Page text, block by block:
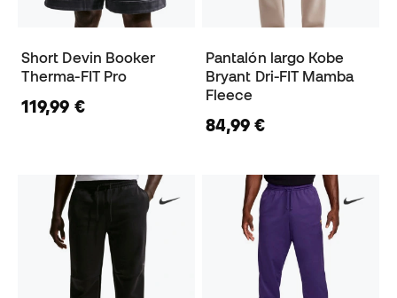
Short Devin Booker
Therma-FIT Pro
119,99 €
Pantalón largo Kobe
Bryant Dri-FIT Mamba
Fleece
84,99 €